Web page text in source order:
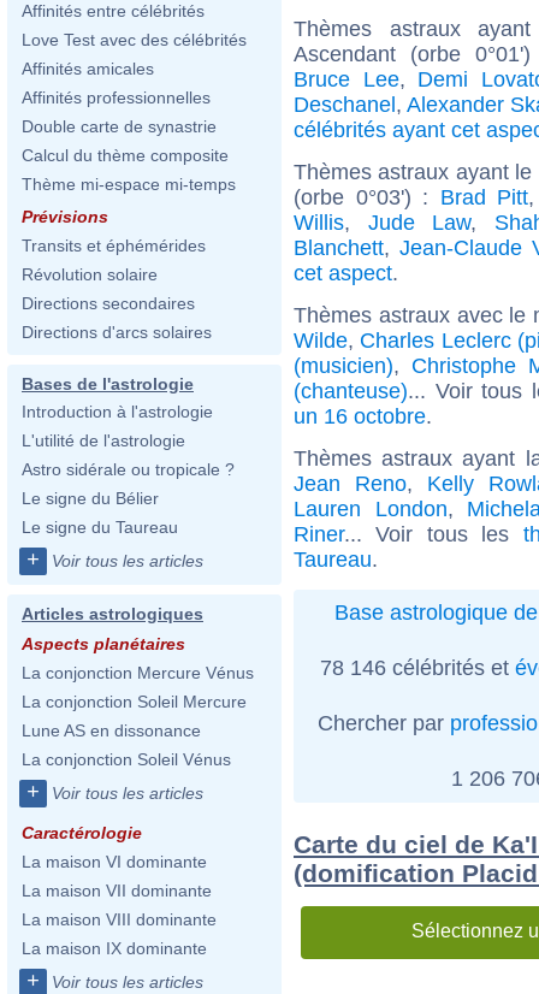
Affinités entre célébrités
Love Test avec des célébrités
Affinités amicales
Affinités professionnelles
Double carte de synastrie
Calcul du thème composite
Thème mi-espace mi-temps
Prévisions
Transits et éphémérides
Révolution solaire
Directions secondaires
Directions d'arcs solaires
Bases de l'astrologie
Introduction à l'astrologie
L'utilité de l'astrologie
Astro sidérale ou tropicale ?
Le signe du Bélier
Le signe du Taureau
+ Voir tous les articles
Articles astrologiques
Aspects planétaires
La conjonction Mercure Vénus
La conjonction Soleil Mercure
Lune AS en dissonance
La conjonction Soleil Vénus
+ Voir tous les articles
Caractérologie
La maison VI dominante
La maison VII dominante
La maison VIII dominante
La maison IX dominante
+ Voir tous les articles
Thèmes astraux
Ascendant (orbe
Bruce Lee, Demi
Deschanel, Alexander
célébrités ayant cet
Thèmes astraux ayant
(orbe 0°03') : Brad Pitt
Willis, Jude Law,
Blanchett, Jean-Claude
cet aspect.
Thèmes astraux avec le
Wilde, Charles Leclerc
(musicien), Christophe
(chanteuse)... Voir tous
un 16 octobre.
Thèmes astraux ayant
Jean Reno, Kelly
Lauren London,
Riner... Voir tous les
Taureau.
Base astrologique
78 146 célébrités et
Chercher par
1 206
Carte du ciel de
(domification
Sélectionnez